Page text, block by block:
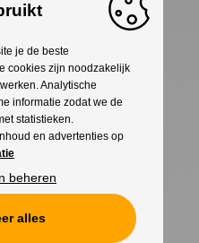
je de beste
cookies zijn noodzakelijk
Analytische
informatie zodat we de
statistieken.
en advertenties op
beheren
alles